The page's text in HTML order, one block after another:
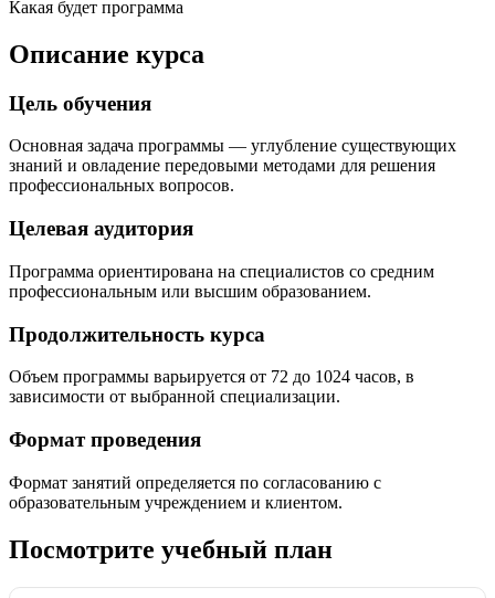
Какая будет программа
Описание курса
Цель обучения
Основная задача программы — углубление существующих
знаний и овладение передовыми методами для решения
профессиональных вопросов.
Целевая аудитория
Программа ориентирована на специалистов со средним
профессиональным или высшим образованием.
Продолжительность курса
Объем программы варьируется от 72 до 1024 часов, в
зависимости от выбранной специализации.
Формат проведения
Формат занятий определяется по согласованию с
образовательным учреждением и клиентом.
Посмотрите учебный план